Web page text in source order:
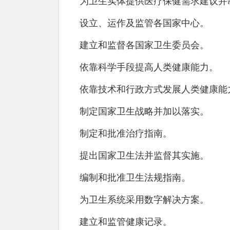
设立、运作及监管各国家中心。
建立和监督各国家卫生委员会。
依靠科学手段提高人类健康能力。
依靠技术和行政方式发展人类健康能
制定国家卫生战略并加以落实。
制定和批准治疗指南。
提出国家卫生法并监督其实施。
编制和批准卫生法规指南。
为卫生系统采用数字解决方案。
建立和监管健康记录。